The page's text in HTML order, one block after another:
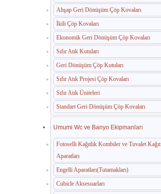
Ahşap Geri Dönüşüm Çöp Kovaları
İkili Çöp Kovaları
Ekonomik Geri Dönüşüm Çöp Kovaları
Sıfır Atık Kutuları
Geri Dönüşüm Çöp Kutuları
Sıfır Atık Projesi Çöp Kovaları
Sıfır Atık Üniteleri
Standart Geri Dönüşüm Çöp Kovaları
Umumi Wc ve Banyo Ekipmanları
Fotoselli Kağıtlık Kombiler ve Tuvalet Kağıt
Aparatları
Engelli Aparatları(Tutamakları)
Cubicle Aksesuarları